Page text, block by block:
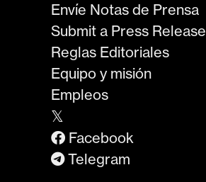
Envíe Notas de Prensa
Submit a Press Release
Reglas Editoriales
Equipo y misión
Empleos
𝕏
Facebook
Telegram